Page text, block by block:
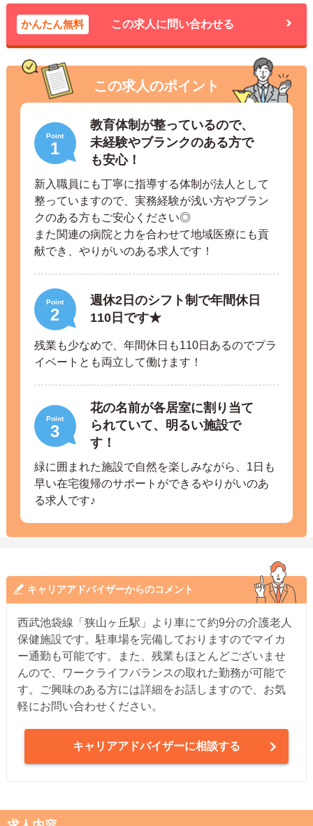
かんたん無料 この求人に問い合わせる
この求人のポイント
Point
1
教育体制が整っているので、
未経験やブランクのある方で
も安心！
新入職員にも丁寧に指導する体制が法人として
整っていますので、実務経験が浅い方やブラン
クのある方もご安心ください◎
また関連の病院と力を合わせて地域医療にも貢
献でき、やりがいのある求人です！
Point
2
週休2日のシフト制で年間休日
110日です★
残業も少なめで、年間休日も110日あるのでプラ
イベートとも両立して働けます！
Point
3
花の名前が各居室に割り当て
られていて、明るい施設で
す！
緑に囲まれた施設で自然を楽しみながら、1日も
早い在宅復帰のサポートができるやりがいのあ
る求人です♪
キャリアアドバイザーからのコメント
西武池袋線「狭山ヶ丘駅」より車にて約9分の介護老人
保健施設です。駐車場を完備しておりますのでマイカ
ー通勤も可能です。また、残業もほとんどございませ
んので、ワークライフバランスの取れた勤務が可能で
す。ご興味のある方には詳細をお話しますので、お気
軽にお問い合わせください。
キャリアアドバイザーに相談する